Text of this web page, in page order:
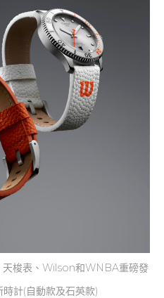
天梭表、Wilson和WNBA重磅發
計(自動款及石英款)